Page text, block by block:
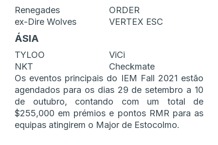
Renegades
ORDER
ex-Dire Wolves
VERTEX ESC
ÁSIA
TYLOO
ViCi
NKT
Checkmate
Os eventos principais do IEM Fall 2021 estão
agendados para os dias 29 de setembro a 10
de outubro, contando com um total de
$255,000 em prémios e pontos RMR para as
equipas atingirem o Major de Estocolmo.